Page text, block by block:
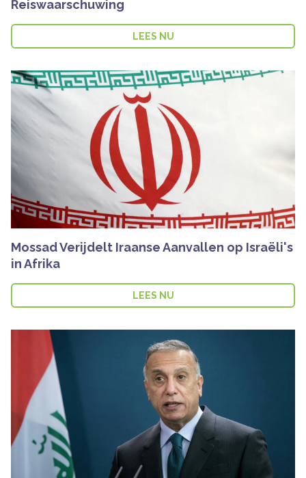
Reiswaarschuwing
LEES NU
Mossad Verijdelt Iraanse Aanvallen op Israëli's
in Afrika
LEES NU